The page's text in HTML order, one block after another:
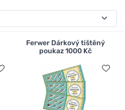
Ferwer Dárkový tištěný
poukaz 1000 Kč